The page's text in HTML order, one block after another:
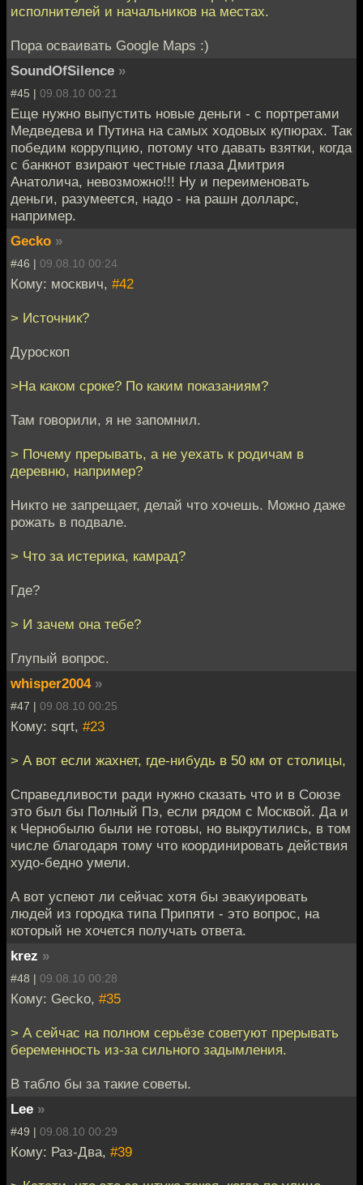
исполнителей и начальников на местах.
Пора осваивать Google Maps :)
SoundOfSilence »
#45 | 09.08.10 00:21
Еще нужно выпустить новые деньги - с портретами
Медведева и Путина на самых ходовых купюрах. Так
победим коррупцию, потому что давать взятки, когда
с банкнот взирают честные глаза Дмитрия
Анатолича, невозможно!!! Ну и переименовать
деньги, разумеется, надо - на рашн долларс,
например.
Gecko »
#46 | 09.08.10 00:24
Кому: москвич, #42
> Источник?
Дуроскоп
>На каком сроке? По каким показаниям?
Там говорили, я не запомнил.
> Почему прерывать, а не уехать к родичам в
деревню, например?
Никто не запрещает, делай что хочешь. Можно даже
рожать в подвале.
> Что за истерика, камрад?
Где?
> И зачем она тебе?
Глупый вопрос.
whisper2004 »
#47 | 09.08.10 00:25
Кому: sqrt, #23
> А вот если жахнет, где-нибудь в 50 км от столицы,
Справедливости ради нужно сказать что и в Союзе
это был бы Полный Пэ, если рядом с Москвой. Да и
к Чернобылю были не готовы, но выкрутились, в том
числе благодаря тому что координировать действия
худо-бедно умели.
А вот успеют ли сейчас хотя бы эвакуировать
людей из городка типа Припяти - это вопрос, на
который не хочется получать ответа.
krez »
#48 | 09.08.10 00:28
Кому: Gecko, #35
> А сейчас на полном серьёзе советуют прерывать
беременность из-за сильного задымления.
В табло бы за такие советы.
Lee »
#49 | 09.08.10 00:29
Кому: Раз-Два, #39